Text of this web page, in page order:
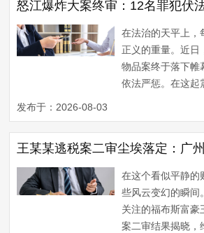
绑架罪，顾名思义
而敲诈勒索罪，则
的，对被害人使
法，强行索要公私
在法治的天平上，
正义的重量。近日
物品案终于落下帷
依法严惩。在这起
受害者如何维权
又扮演了怎样的角
这场正义之战的神
炸大案回顾 回顾
子肆无忌惮地破坏
权益的背景下，
守护家园付出了巨
发布于：2026-08-03
在这个看似平静的
些风云变幻的瞬间
关注的福布斯富豪
案二审结果揭晓，